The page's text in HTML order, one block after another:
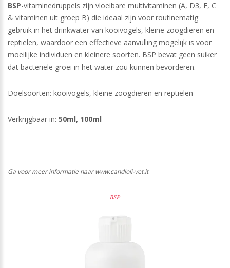
BSP-vitaminedruppels zijn vloeibare multivitaminen (A, D3, E, C
& vitaminen uit groep B) die ideaal zijn voor routinematig
gebruik in het drinkwater van kooivogels, kleine zoogdieren en
reptielen, waardoor een effectieve aanvulling mogelijk is voor
moeilijke individuen en kleinere soorten. BSP bevat geen suiker
dat bacteriële groei in het water zou kunnen bevorderen.
Doelsoorten: kooivogels, kleine zoogdieren en reptielen
Verkrijgbaar in: 50ml, 100ml
Ga voor meer informatie naar www.candioli-vet.it
BSP